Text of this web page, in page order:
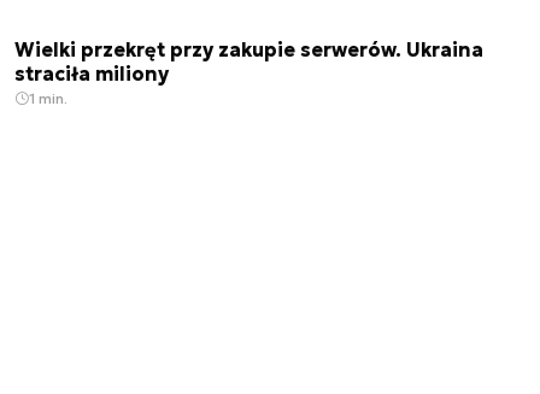
Wielki przekręt przy zakupie serwerów. Ukraina
straciła miliony
1 min.